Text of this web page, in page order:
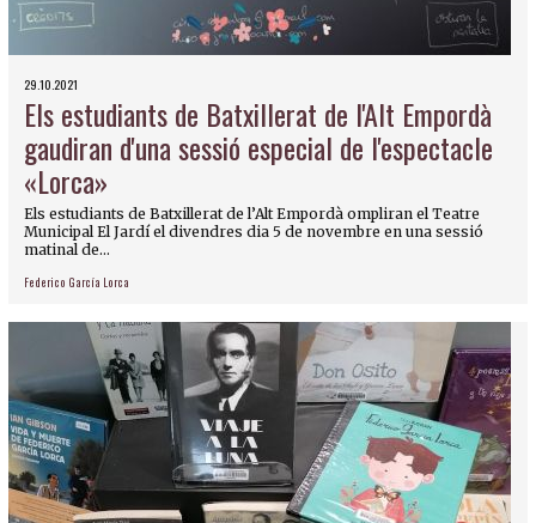
29.10.2021
Els estudiants de Batxillerat de l'Alt Empordà
gaudiran d'una sessió especial de l'espectacle
«Lorca»
Els estudiants de Batxillerat de l’Alt Empordà ompliran el Teatre
Municipal El Jardí el divendres dia 5 de novembre en una sessió
matinal de...
Federico García Lorca